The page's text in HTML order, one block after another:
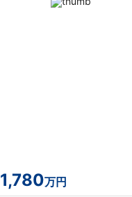
1,780万円